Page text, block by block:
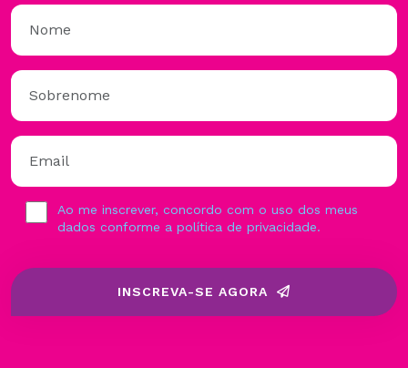
Ao me inscrever, concordo com o uso dos meus
dados conforme a política de privacidade.
INSCREVA-SE AGORA